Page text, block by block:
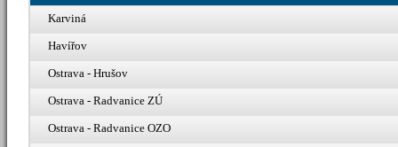
Karviná
Havířov
Ostrava - Hrušov
Ostrava - Radvanice ZÚ
Ostrava - Radvanice OZO